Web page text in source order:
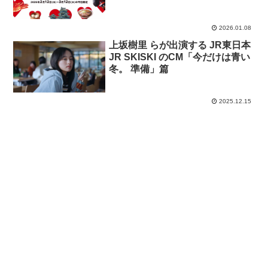
2026.01.08
上坂樹里 らが出演する JR東日本
JR SKISKI のCM「今だけは青い
冬。 準備」篇
2025.12.15